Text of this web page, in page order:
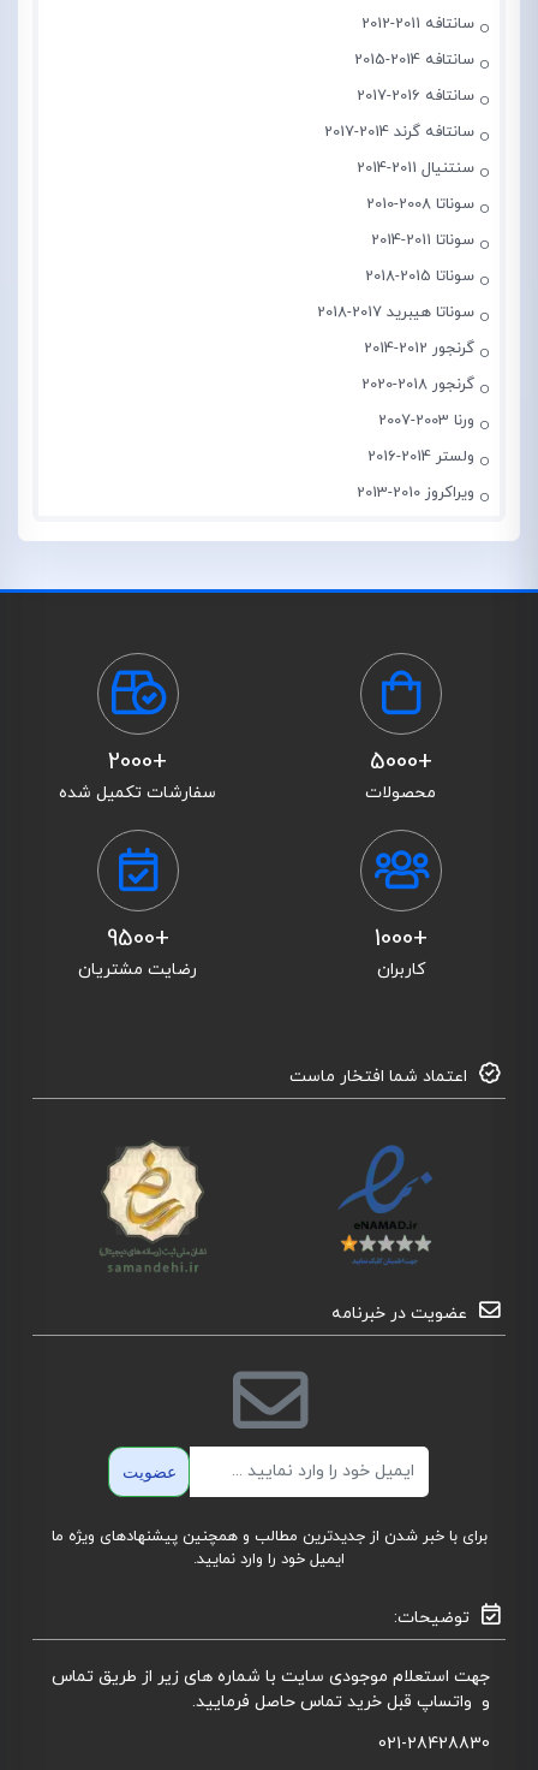
سانتافه 2011-2012
سانتافه 2014-2015
سانتافه 2016-2017
سانتافه گرند 2014-2017
سنتنیال 2011-2014
سوناتا 2008-2010
سوناتا 2011-2014
سوناتا 2015-2018
سوناتا هیبرید 2017-2018
گرنجور 2012-2014
گرنجور 2018-2020
ورنا 2003-2007
ولستر 2014-2016
ویراکروز 2010-2013
+5000
محصولات
+2000
سفارشات تکمیل شده
+1000
کاربران
+9500
رضایت مشتریان
اعتماد شما افتخار ماست
عضویت در خبرنامه
عضویت
برای با خبر شدن از جدیدترین مطالب و همچنین پیشنهادهای ویژه ما
ایمیل خود را وارد نمایید.
توضیحات:
جهت استعلام موجودی سایت با شماره های زیر از طریق تماس
و واتساپ قبل خرید تماس حاصل فرمایید.
021-28428830